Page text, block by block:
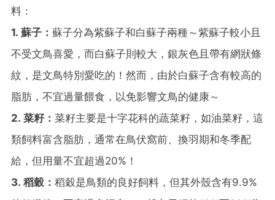
料：
1. 蘇子： 蘇子分為紫蘇子和白蘇子兩種～紫蘇子較小且
不受文鳥喜愛，而白蘇子則較大，銀灰色且帶有網狀條
紋，是文鳥特別愛吃的！然而，由於白蘇子含有較高的
脂肪，不宜過量餵食，以免影響文鳥的健康～
2. 菜籽： 菜籽主要是十字花科的蔬菜籽，如油菜籽，這
類飼料富含脂肪，通常在鳥伏窩前、換羽期和冬季配
給，但用量不宜超過20%！
3. 稻穀： 稻穀是鳥類的良好飼料，但其外殼含有9.9%